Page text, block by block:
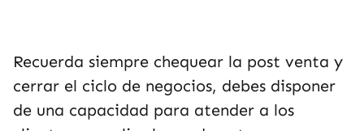
Recuerda siempre chequear la post venta y
cerrar el ciclo de negocios, debes disponer
de una capacidad para atender a los